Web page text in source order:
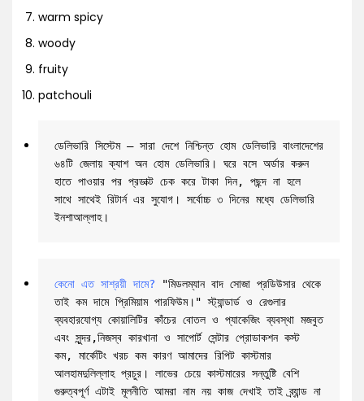
warm spicy
woody
fruity
patchouli
ডেলিভারি সিস্টেম – সারা দেশে নিশ্চিন্ত হোম ডেলিভারি বাংলাদেশের
৬৪টি জেলায় ক্যাশ অন হোম ডেলিভারি। ঘরে বসে অর্ডার করুন
হাতে পাওয়ার পর প্রডাক্ট চেক করে টাকা দিন, পছন্দ না হলে
সাথে সাথেই রিটার্ন এর সুযোগ। সর্বোচ্চ ৩ দিনের মধ্যে ডেলিভারি
ইনশাআল্লাহ।
কেনো এত সাশ্রয়ী দামে? "মিডলম্যান বাদ সোজা প্রডিউসার থেকে
তাই কম দামে প্রিমিয়াম পারফিউম।" স্ট্যান্ডার্ড ও রেগুলার
ব্যবহারযোগ্য কোয়ালিটির কাঁচের বোতল ও প্যাকেজিং ব্যবস্থা মজবুত
এবং সুন্দর,নিজস্ব কারখানা ও সাপোর্ট সেন্টার প্রোডাকশন কস্ট
কম, মার্কেটিং খরচ কম কারণ আমাদের রিপিট কাস্টমার
আলহামদুলিল্লাহ প্রচুর। লাভের চেয়ে কাস্টমারের সন্তুষ্টি বেশি
গুরুত্বপূর্ণ এটাই মূলনীতি আমরা নাম নয় কাজ দেখাই তাই ব্র্যান্ড না